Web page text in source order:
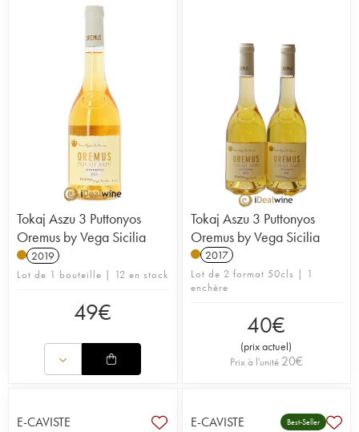
Tokaj Aszu 3 Puttonyos
Oremus by Vega Sicilia
2019
Lot de 1 bouteille | 12 en stock
49€
Tokaj Aszu 3 Puttonyos
Oremus by Vega Sicilia
2017
Lot de 2 format 50cls | 1
enchère
40€
(prix actuel)
Prix à l'unité 20€
E-CAVISTE E-CAVISTE Best-Seller